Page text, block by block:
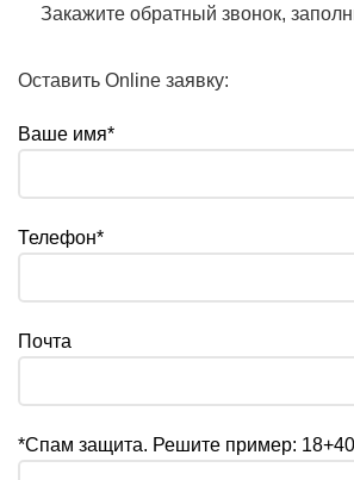
Закажите обратный звонок,
Оставить Online заявку:
Ваше имя*
Телефон*
Почта
*Спам защита. Решите пример: